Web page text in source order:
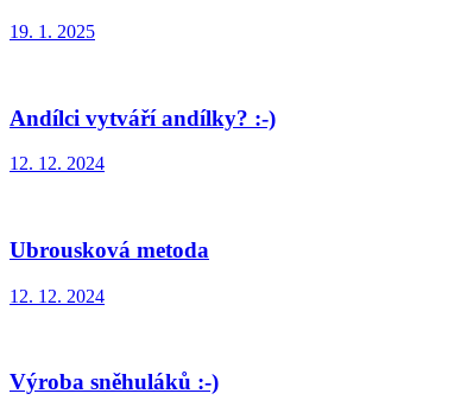
19. 1. 2025
Andílci vytváří andílky? :-)
12. 12. 2024
Ubrousková metoda
12. 12. 2024
Výroba sněhuláků :-)